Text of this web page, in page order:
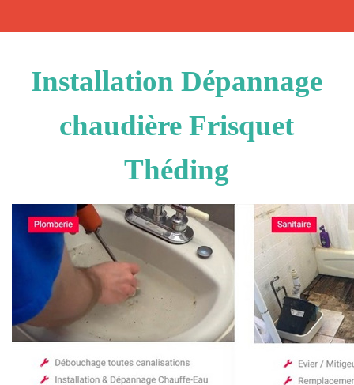
Installation Dépannage
chaudière Frisquet
Théding